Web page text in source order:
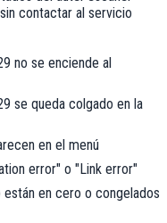
contactar al servicio
no se enciende al
se queda colgado en la
en el menú
error" o "Link error"
en cero o congelados